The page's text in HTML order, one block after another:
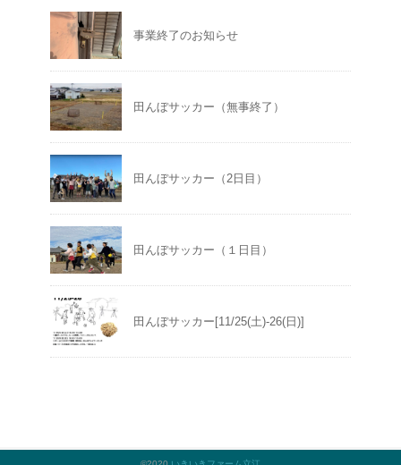
事業終了のお知らせ
田んぼサッカー（無事終了）
田んぼサッカー（2日目）
田んぼサッカー（１日目）
田んぼサッカー[11/25(土)-26(日)]